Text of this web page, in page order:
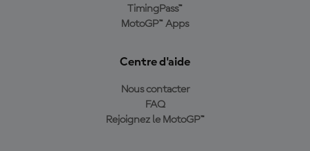
TimingPass™
MotoGP™ Apps
Centre d'aide
Nous contacter
FAQ
Rejoignez le MotoGP™